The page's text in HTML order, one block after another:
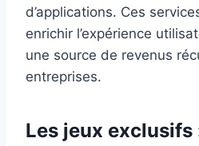
d’applications. Ces
enrichir l’expérience
une source de revenus
entreprises.
Les jeux